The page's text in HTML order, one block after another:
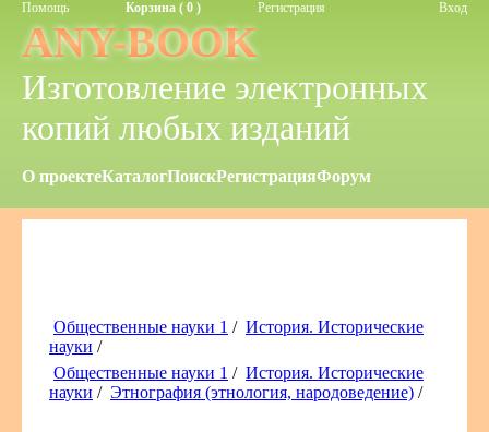
Помощь Корзина ( 0 ) Регистрация Вход
ANY-BOOK
Изготовление электронных
копий любых изданий
О проектеКаталогПоискРегистрацияФорум
Общественные науки 1 / История. Исторические
науки /
Общественные науки 1 / История. Исторические
науки / Этнография (этнология, народоведение) /